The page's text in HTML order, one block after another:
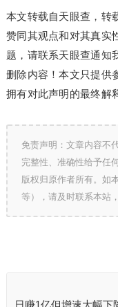
本文转载自天眼查，转
赞同其观点和对其真实
题，请联系天眼查通知
删除内容！本文只提供
拥有对此声明的最终解
免责声明：文章内容不
完整性、准确性给予任
版权归原作者所有。如
等），请及时联系本站